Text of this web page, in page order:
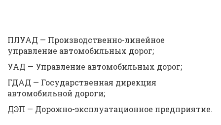
ПЛУАД — Производственно-линейное
управление автомобильных дорог;
УАД — Управление автомобильных дорог;
ГДАД — Государственная дирекция
автомобильной дороги;
ДЭП — Дорожно-эксплуатационное предприятие.